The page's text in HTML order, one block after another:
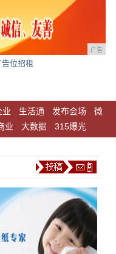
广告
告位招租
业 生活通 发布会场
微
业 大数据 315爆光